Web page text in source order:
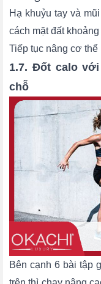
Hạ khuỷu tay và
cách mặt đất
Tiếp tục nâng cơ thể
1.7. Đốt calo
chỗ
Bên cạnh 6 bài tập